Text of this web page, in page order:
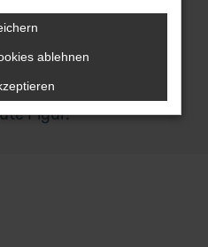
den Stadtverkehr in
das Modell ohnehin
auch bei
und
Figur.
ablehnen